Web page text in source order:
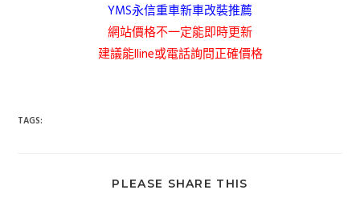
YMS永信重車新車改裝推薦
網站價格不一定能即時更新
建議能lline或電話詢問正確價格
TAGS:
PLEASE SHARE THIS